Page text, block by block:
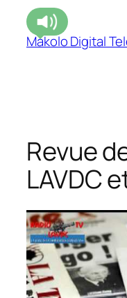
Makolo Digital
Revue
LAVDC